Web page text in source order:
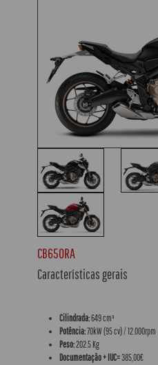
CB650RA
Características gerais
Cilindrada:649 cm³
Potência:70kW (95 cv) / 12.000rpm
Peso:202.5 Kg
Documentação + IUC=385,00€